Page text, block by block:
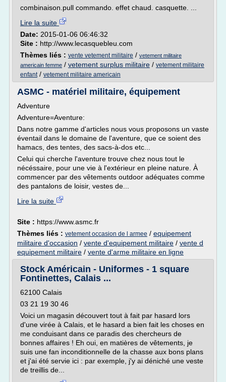
combinaison.pull commando. effet chaud. casquette. ...
Lire la suite
Date: 2015-01-06 06:46:32
Site : http://www.lecasquebleu.com
Thèmes liés : vente vetement militaire / vetement militaire
americain femme / vetement surplus militaire / vetement militaire
enfant/ vetement militaire americain
ASMC - matériel militaire, équipement
Adventure
Adventure=Aventure:
Dans notre gamme d'articles nous vous proposons un vaste
éventail dans le domaine de l'aventure, que ce soient des
hamacs, des tentes, des sacs-à-dos etc...
Celui qui cherche l'aventure trouve chez nous tout le
nécéssaire, pour une vie à l'extérieur en pleine nature. À
commencer par des vêtements outdoor adéquates comme
des pantalons de loisir, vestes de...
Lire la suite
Site : https://www.asmc.fr
Thèmes liés : vetement occasion de l armee / equipement
militaire d'occasion / vente d'equipement militaire / vente d
equipement militaire / vente d'arme militaire en ligne
Stock Américain - Uniformes - 1 square
Fontinettes, Calais ...
62100 Calais
03 21 19 30 46
Voici un magasin découvert tout à fait par hasard lors
d'une virée à Calais, et le hasard a bien fait les choses en
me conduisant dans ce paradis des chercheurs de
bonnes affaires ! Eh oui, en matières de vêtements, je
suis une fan inconditionnelle de la chasse aux bons plans
et j'ai été servie ici : par exemple, j'y ai déniché une veste
de treillis de...